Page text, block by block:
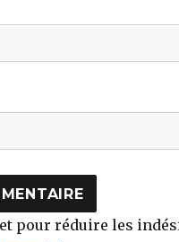
pour réduire les